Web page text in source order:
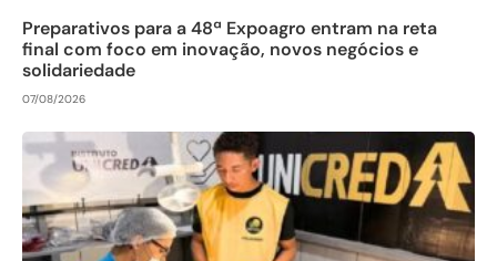
Preparativos para a 48ª Expoagro entram na reta
final com foco em inovação, novos negócios e
solidariedade
07/08/2026